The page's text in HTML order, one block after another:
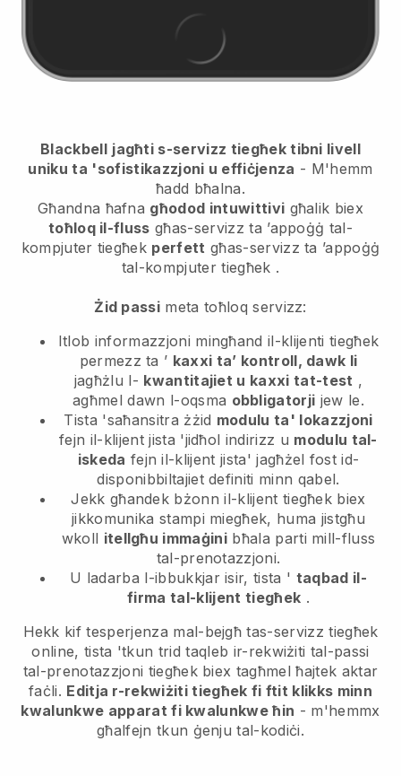
Blackbell jagħti s-servizz tiegħek tibni livell
uniku ta 'sofistikazzjoni u effiċjenza - M'hemm
ħadd bħalna.
Għandna ħafna għodod intuwittivi għalik biex
toħloq il-fluss għas-servizz ta ’appoġġ tal-
kompjuter tiegħek perfett għas-servizz ta ’appoġġ
tal-kompjuter tiegħek .
Żid passi meta toħloq servizz:
Itlob informazzjoni mingħand il-klijenti tiegħek
permezz ta ’ kaxxi ta’ kontroll, dawk li
jagħżlu l- kwantitajiet u kaxxi tat-test ,
agħmel dawn l-oqsma obbligatorji jew le.
Tista 'saħansitra żżid modulu ta' lokazzjoni
fejn il-klijent jista 'jidħol indirizz u modulu tal-
iskeda fejn il-klijent jista' jagħżel fost id-
disponibbiltajiet definiti minn qabel.
Jekk għandek bżonn il-klijent tiegħek biex
jikkomunika stampi miegħek, huma jistgħu
wkoll itellgħu immaġini bħala parti mill-fluss
tal-prenotazzjoni.
U ladarba l-ibbukkjar isir, tista ' taqbad il-
firma tal-klijent tiegħek .
Hekk kif tesperjenza mal-bejgħ tas-servizz tiegħek
online, tista 'tkun trid taqleb ir-rekwiżiti tal-passi
tal-prenotazzjoni tiegħek biex tagħmel ħajtek aktar
faċli. Editja r-rekwiżiti tiegħek fi ftit klikks minn
kwalunkwe apparat fi kwalunkwe ħin - m'hemmx
għalfejn tkun ġenju tal-kodiċi.